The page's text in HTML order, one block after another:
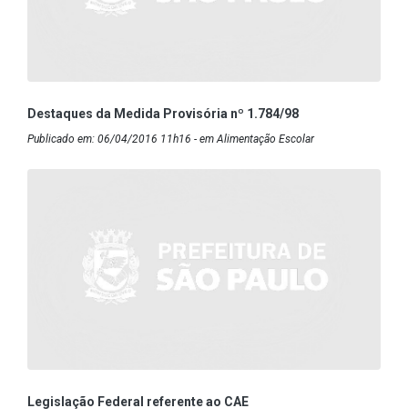
Destaques da Medida Provisória nº 1.784/98
Publicado em: 06/04/2016 11h16 - em Alimentação Escolar
Legislação Federal referente ao CAE